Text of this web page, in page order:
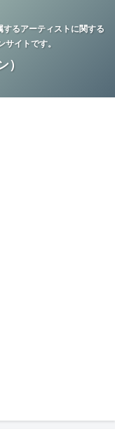
するアーティストに関する
イトです。
）